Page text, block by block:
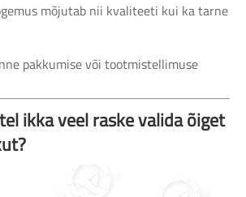
mõjutab nii kvaliteeti kui ka tarne
pakkumise või tootmistellimuse
ikka veel raske valida õiget